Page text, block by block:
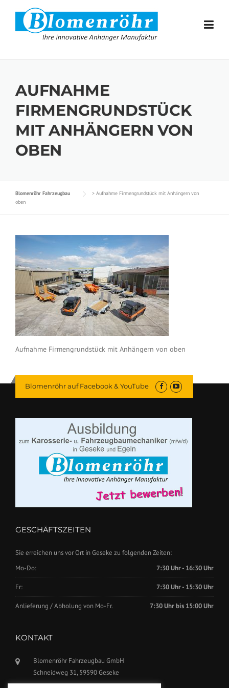
Skip to content
AUFNAHME
FIRMENGRUNDSTÜCK
MIT ANHÄNGERN VON
OBEN
Blomenröhr Fahrzeugbau > Aufnahme Firmengrundstück mit Anhängern von
oben
Aufnahme Firmengrundstück mit Anhängern von oben
Blomenröhr auf Facebook & YouTube
GESCHÄFTSZEITEN
Sie erreichen uns vor Ort in Geseke zu folgenden Zeiten:
Mo-Do:
7:30 Uhr - 16:30 Uhr
Fr: 7:30 Uhr - 15:30 Uhr
Anlieferung / Abholung von Mo-Fr. 7:30 Uhr bis 15:00 Uhr
KONTAKT
Blomenröhr Fahrzeugbau GmbH
Schneidweg 31, 59590 Geseke